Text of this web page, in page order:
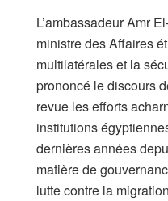
​L’ambassadeur Amr
ministre des Affaires
multilatérales et la
prononcé le discours
revue les efforts
institutions
dernières années
matière de
lutte contre la